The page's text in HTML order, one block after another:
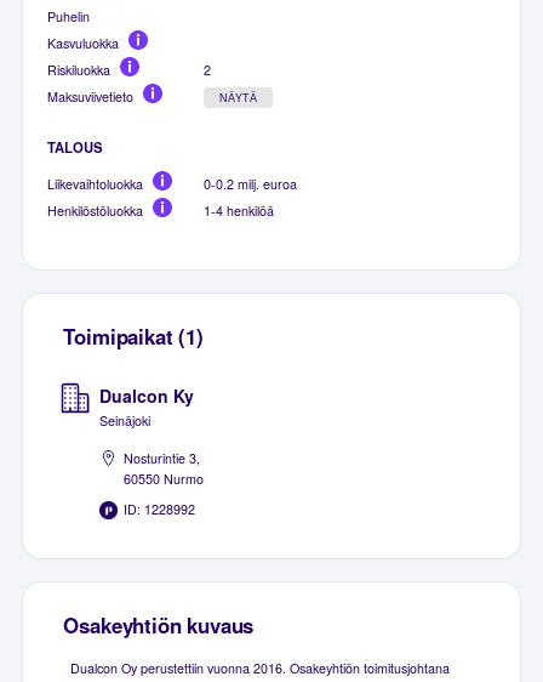
Puhelin
Kasvuluokka
Riskiluokka
2
Maksuviivetieto
NÄYTÄ
TALOUS
Liikevaihtoluokka
0-0.2 milj. euroa
Henkilöstöluokka
1-4 henkilöä
Toimipaikat (1)
Dualcon Ky
Seinäjoki
Nosturintie 3,
60550 Nurmo
ID: 1228992
Osakeyhtiön kuvaus
Dualcon Oy perustettiin vuonna 2016. Osakeyhtiön toimitusjohtana